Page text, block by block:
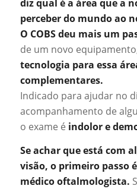
diz qual é a área que a
perceber do mundo ao
O COBS deu mais um
de um novo
tecnologia para essa
complementares.
Indicado para ajudar no
acompanhamento de
o exame é indolor e
Se achar que está com
visão, o primeiro passo
médico oftalmologista.